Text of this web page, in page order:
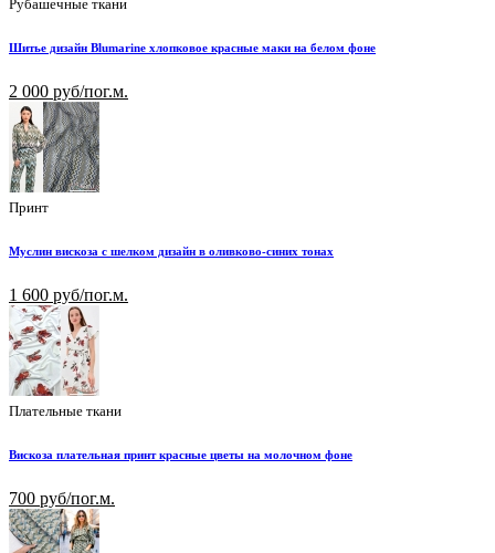
Рубашечные ткани
Шитье дизайн Blumarine хлопковое красные маки на белом фоне
2 000 руб/пог.м.
Принт
Муслин вискоза с шелком дизайн в оливково-синих тонах
1 600 руб/пог.м.
Плательные ткани
Вискоза плательная принт красные цветы на молочном фоне
700 руб/пог.м.